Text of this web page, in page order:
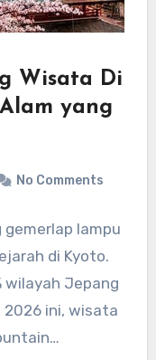
Wisata Di
yang
No Comments
lampu
di Kyoto.
wilayah Jepang
2026 ini, wisata